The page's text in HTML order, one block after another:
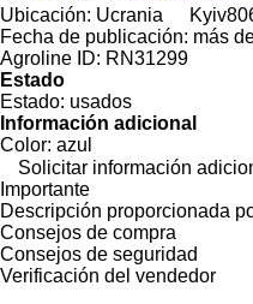
Ubicación: Ucrania Kyiv
Fecha de publicación: más
Agroline ID: RN31299
Estado
Estado: usados
Información adicional
Color: azul
Solicitar información
Importante
Descripción proporcionada
Consejos de compra
Consejos de seguridad
Verificación del vendedor